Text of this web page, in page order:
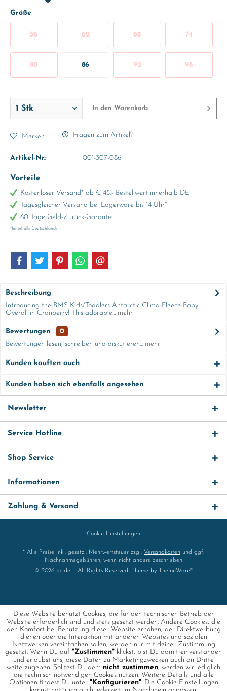
Größe
56 62 68 74
80 86 92 98
In den Warenkorb
Merken Fragen zum Artikel?
Artikel-Nr.: 001-307-086
Vorteile
Kostenloser Versand* ab € 45,- Bestellwert innerhalb DE
Tagesgleicher Versand bei Lagerware bis 14 Uhr*
60 Tage Geld-Zurück-Garantie
*Innerhalb Deutschlands
Beschreibung
Introducing the BMS Kids/Toddlers Antarctic Clima-Fleece Baby
Overall in Cranberry! This adorable... mehr
Bewertungen
0
Bewertungen lesen, schreiben und diskutieren... mehr
Kunden kauften auch
Kunden haben sich ebenfalls angesehen
Newsletter
Service Hotline
Shop Service
Informationen
Zahlung & Versand
Cookie-Einstellungen
* Alle Preise inkl. gesetzl. Mehrwertsteuer zzgl. Versandkosten und ggf.
Nachnahmegebühren, wenn nicht anders beschrieben
© 2026 toj.de – All Rights Reserved. Theme by
ThemeWare®
Diese Website benutzt Cookies, die für den technischen Betrieb der
Website erforderlich sind und stets gesetzt werden. Andere Cookies, die
den Komfort bei Benutzung dieser Website erhöhen, der Direktwerbung
dienen oder die Interaktion mit anderen Websites und sozialen
Netzwerken vereinfachen sollen, werden nur mit deiner Zustimmung
gesetzt. Wenn Du auf "Zustimmen" klickst, bist Du damit einverstanden
und erlaubst uns, diese Daten zu Marketingzwecken auch an Dritte
weiterzugeben. Solltest Du dem nicht zustimmen, werden wir lediglich
die technisch notwendigen Cookies nutzen. Weitere Details und alle
Optionen findest Du unter "Konfigurieren". Die Cookie-Einstellungen